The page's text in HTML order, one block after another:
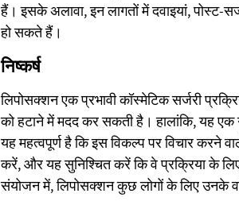
हैं। इसके अलावा, इन लागतों में दवाइयां, पोस्ट-
हो सकते हैं।
निष्कर्ष
लिपोसक्शन एक प्रभावी कॉस्मेटिक सर्जरी
को हटाने में मदद कर सकती है। हालांकि, यह एक
यह महत्वपूर्ण है कि इस विकल्प पर विचार करने
करें, और यह सुनिश्चित करें कि वे प्रक्रिया के
संयोजन में, लिपोसक्शन कुछ लोगों के लिए उनके